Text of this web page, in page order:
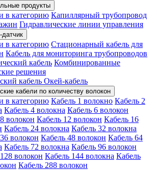
продукты
в категорию Капиллярный трубопровод
Гидравлические линии управления
датчик
в категорию Стационарный кабель для
Кабель для мониторинга трубопроводов
кабель Комбинированные
решения
кабель Окей-кабель
кабели по количеству волокон
в категорию Кабель 1 волокно Кабель 2
Кабель 4 волокна Кабель 6 волокон
волокон Кабель 12 волокон Кабель 16
Кабель 24 волокна Кабель 32 волокна
волокон Кабель 48 волокон Кабель 64
Кабель 72 волокна Кабель 96 волокон
волокон Кабель 144 волокна Кабель
Кабель 288 волокон